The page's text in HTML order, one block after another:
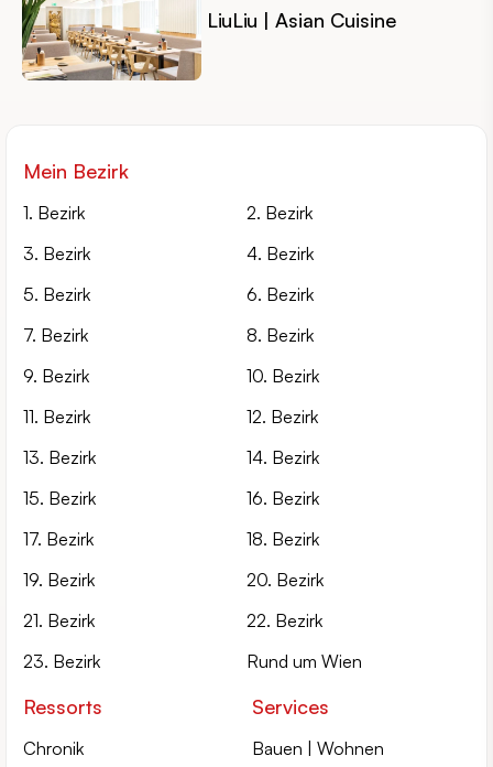
LiuLiu | Asian Cuisine
Mein Bezirk
1. Bezirk
2. Bezirk
3. Bezirk
4. Bezirk
5. Bezirk
6. Bezirk
7. Bezirk
8. Bezirk
9. Bezirk
10. Bezirk
11. Bezirk
12. Bezirk
13. Bezirk
14. Bezirk
15. Bezirk
16. Bezirk
17. Bezirk
18. Bezirk
19. Bezirk
20. Bezirk
21. Bezirk
22. Bezirk
23. Bezirk
Rund um Wien
Ressorts
Chronik
Services
Bauen | Wohnen